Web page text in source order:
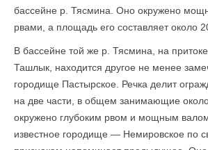
бассейне р. Тясмина. Оно окружено
рвами, а площадь его составляет около
В бассейне той же р. Тясмина, на
Ташлык, находится другое не менее
городище Пастырское. Речка делит
на две части, в общем занимающие
окружено глубоким рвом и мощным
известное городище — Немировское по